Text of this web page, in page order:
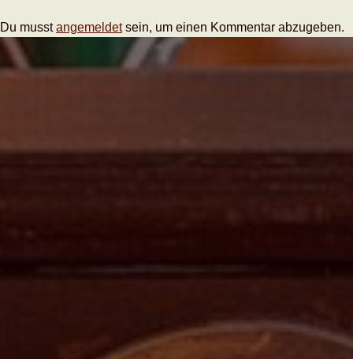
Du musstangemeldetsein, um einen Kommentar abzugeben.